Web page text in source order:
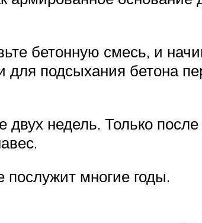
бетонную смесь, и
для подсыхания бетона
недель. Только
послужит многие годы.